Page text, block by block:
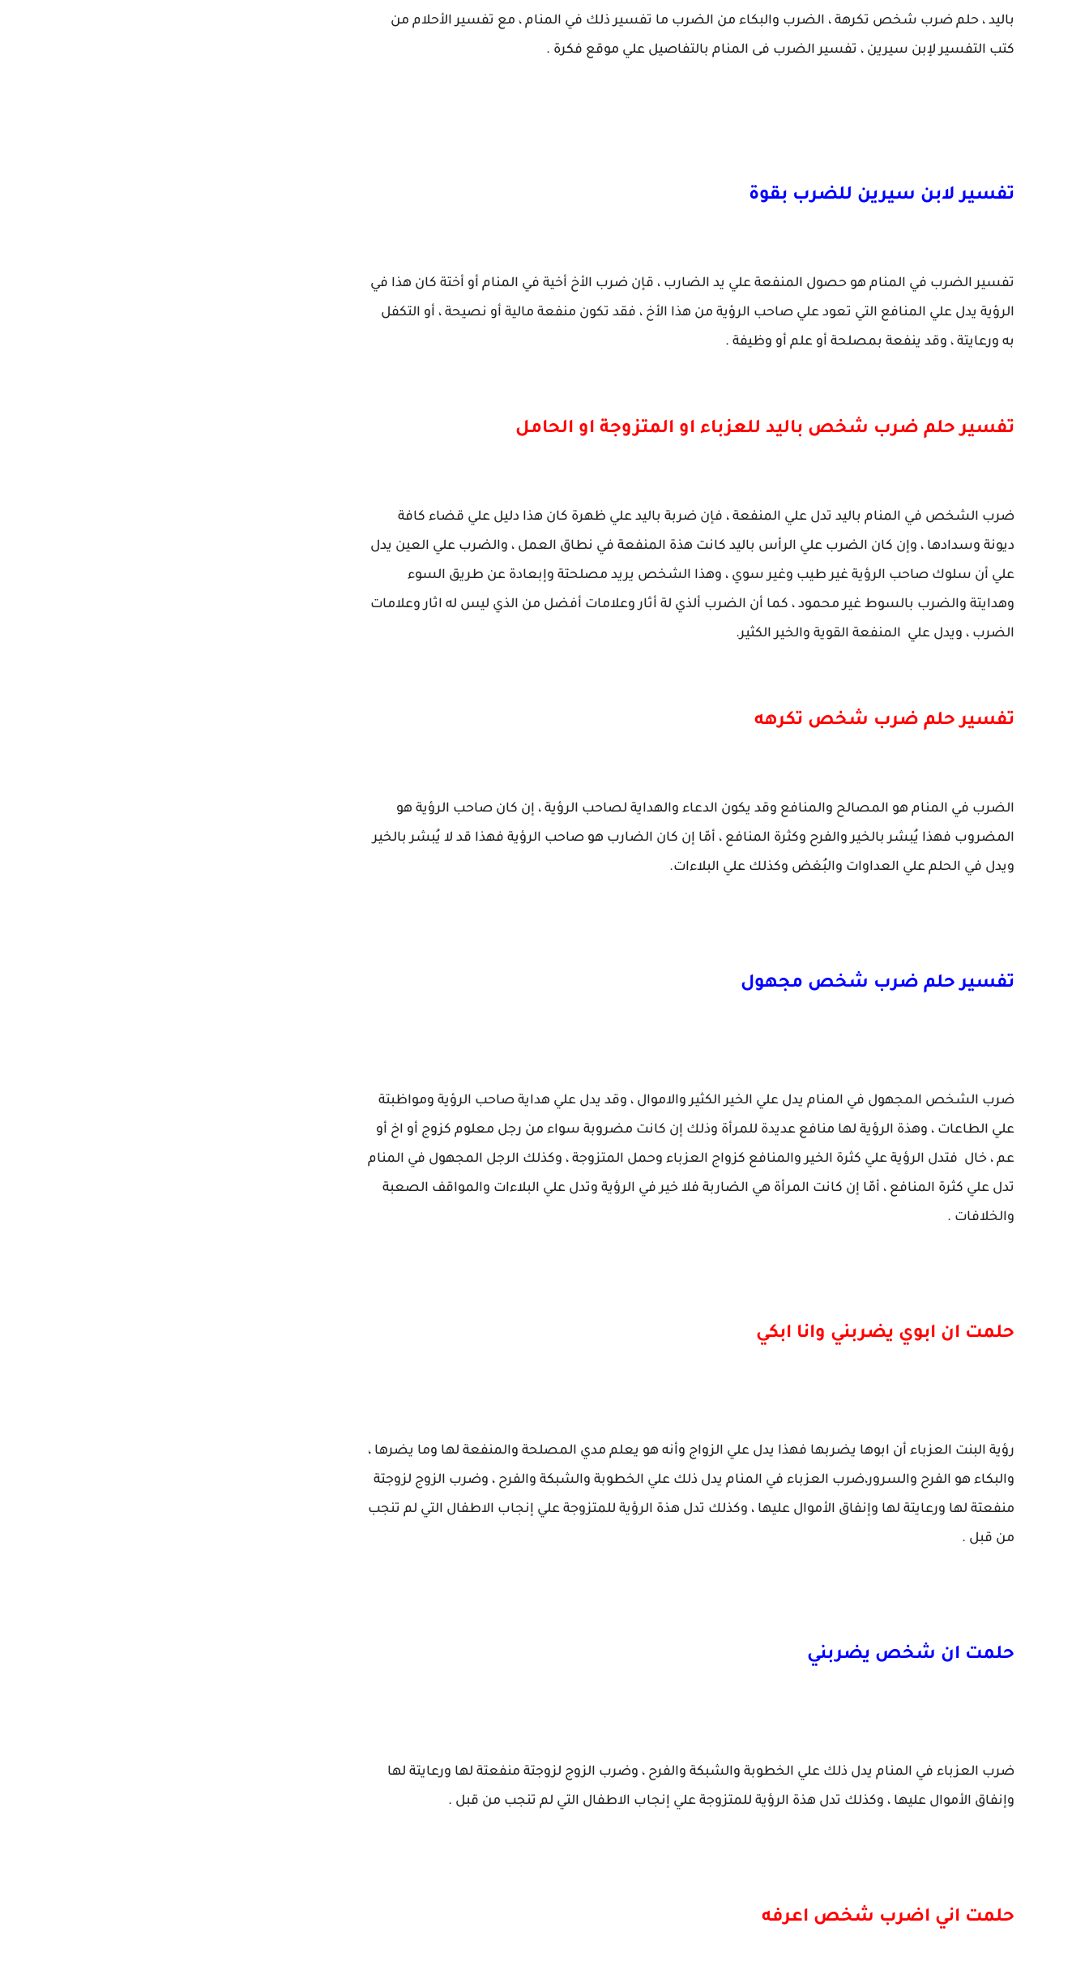
باليد ، حلم ضرب شخص تكرهة ، الضرب والبكاء من الضرب ما تفسير ذلك في المنام ، مع تفسير الأحلام من
كتب التفسير لإبن سيرين ، تفسير الضرب فى المنام بالتفاصيل علي موقع فكرة .
تفسير لابن سيرين للضرب بقوة
تفسير الضرب في المنام هو حصول المنفعة علي يد الضارب ، قإن ضرب الأخ أخية في المنام أو أختة كان هذا في
الرؤية يدل علي المنافع التي تعود علي صاحب الرؤية من هذا الأخ ، فقد تكون منفعة مالية أو نصيحة ، أو التكفل
به ورعايتة ، وقد ينفعة بمصلحة أو علم أو وظيفة .
تفسير حلم ضرب شخص باليد للعزباء او المتزوجة او الحامل
ضرب الشخص في المنام باليد تدل علي المنفعة ، فإن ضربة باليد علي ظهرة كان هذا دليل علي قضاء كافة
ديونة وسدادها ، وإن كان الضرب علي الرأس باليد كانت هذة المنفعة في نطاق العمل ، والضرب علي العين يدل
علي أن سلوك صاحب الرؤية غير طيب وغير سوي ، وهذا الشخص يريد مصلحتة وإبعادة عن طريق السوء
وهدايتة والضرب بالسوط غير محمود ، كما أن الضرب ألذي لة أثار وعلامات أفضل من الذي ليس له اثار وعلامات
الضرب ، ويدل علي المنفعة القوية والخير الكثير.
تفسير حلم ضرب شخص تكرهه
الضرب في المنام هو المصالح والمنافع وقد يكون الدعاء والهداية لصاحب الرؤية ، إن كان صاحب الرؤية هو
المضروب فهذا يُبشر بالخير والفرح وكثرة المنافع ، أمّا إن كان الضارب هو صاحب الرؤية فهذا قد لا يُبشر بالخير
ويدل في الحلم علي العداوات والبُغض وكذلك علي البلاءات.
تفسير حلم ضرب شخص مجهول
ضرب الشخص المجهول في المنام يدل علي الخير الكثير والاموال ، وقد يدل علي هداية صاحب الرؤية ومواظبتة
علي الطاعات ، وهذة الرؤية لها منافع عديدة للمرأة وذلك إن كانت مضروبة سواء من رجل معلوم كزوج أو اخ أو
عم ، خال فتدل الرؤية علي كثرة الخير والمنافع كزواج العزباء وحمل المتزوجة ، وكذلك الرجل المجهول في المنام
تدل علي كثرة المنافع ، أمّا إن كانت المرأة هي الضاربة فلا خير في الرؤية وتدل علي البلاءات والمواقف الصعبة
والخلافات .
حلمت ان ابوي يضربني وانا ابكي
رؤية البنت العزباء أن ابوها يضربها فهذا يدل علي الزواج وأنه هو يعلم مدي المصلحة والمنفعة لها وما يضرها ،
والبكاء هو الفرح والسرور،ضرب العزباء في المنام يدل ذلك علي الخطوبة والشبكة والفرح ، وضرب الزوج لزوجتة
منفعتة لها ورعايتة لها وإنفاق الأموال عليها ، وكذلك تدل هذة الرؤية للمتزوجة علي إنجاب الاطفال التي لم تنجب
من قبل .
حلمت ان شخص يضربني
ضرب العزباء في المنام يدل ذلك علي الخطوبة والشبكة والفرح ، وضرب الزوج لزوجتة منفعتة لها ورعايتة لها
وإنفاق الأموال عليها ، وكذلك تدل هذة الرؤية للمتزوجة علي إنجاب الاطفال التي لم تنجب من قبل .
حلمت اني اضرب شخص اعرفه